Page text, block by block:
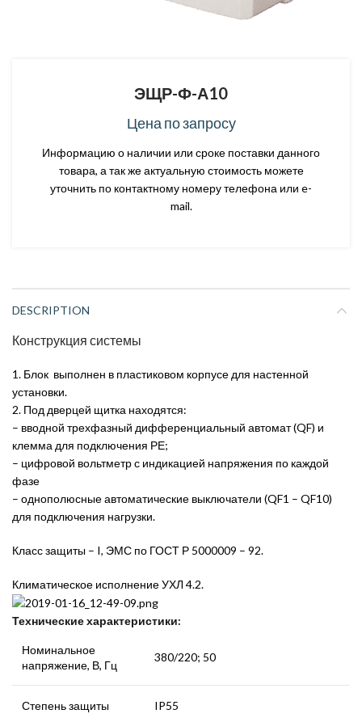
ЭЩР-Ф-А10
Цена по запросу
Информацию о наличии или сроке поставки данного
товара, а так же актуальную стоимость можете
уточнить по контактному номеру телефона или e-
mail.
DESCRIPTION
Конструкция системы
1. Блок выполнен в пластиковом корпусе для настенной
установки.
2. Под дверцей щитка находятся:
– вводной трехфазный дифференциальный автомат (QF) и
клемма для подключения РЕ;
– цифровой вольтметр с индикацией напряжения по каждой
фазе
– однополюсные автоматические выключатели (QF1 – QF10)
для подключения нагрузки.
Класс защиты – I, ЭМС по ГОСТ Р 5000009 – 92.
Климатическое исполнение УХЛ 4.2.
Технические характеристики:
Номинальное
напряжение, В, Гц
380/220; 50
Степень защиты IP55